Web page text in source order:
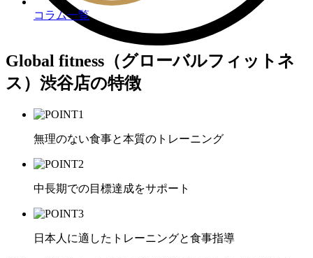
コラム一覧
Global fitness（グローバルフィットネ
ス）渋谷店の特徴
無理のない食事と本質のトレーニング
中長期での目標達成をサポート
日本人に適したトレーニングと食事指導